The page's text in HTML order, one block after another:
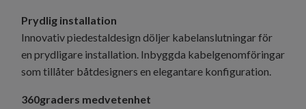
Prydlig installation
Innovativ piedestaldesign döljer kabelanslutningar för
en prydligare installation. Inbyggda kabelgenomföringar
som tillåter båtdesigners en elegantare konfiguration.
360graders medvetenhet